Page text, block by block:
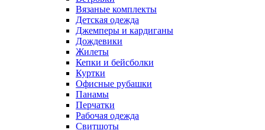
Вязаные комплекты
Детская одежда
Джемперы и кардиганы
Дождевики
Жилеты
Кепки и бейсболки
Куртки
Офисные рубашки
Панамы
Перчатки
Рабочая одежда
Свитшоты